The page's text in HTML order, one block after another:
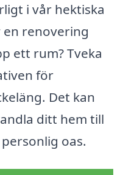
i vår hektiska
renovering
ett rum? Tveka
för
Det kan
ditt hem till
oas.